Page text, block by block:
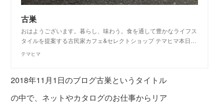
古巣
おはようございます。暮らし、味わう。食を通して豊かなライフス
タイルを提案する古民家カフェ&セレクトショップ テマヒマ本日…
テマヒマ
2018年11月1日のブログ古巣というタイトル
の中で、ネットやカタログのお仕事からリア